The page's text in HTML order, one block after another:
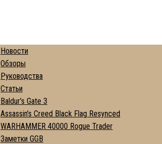
Новости
Обзоры
Руководства
Статьи
Baldur’s Gate 3
Assassin’s Creed Black Flag Resynced
WARHAMMER 40000 Rogue Trader
Заметки GGB